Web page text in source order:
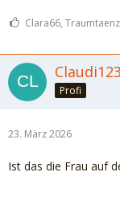
Clara66,
Claudi123
Profi
23. März 2026
Ist das die Frau auf